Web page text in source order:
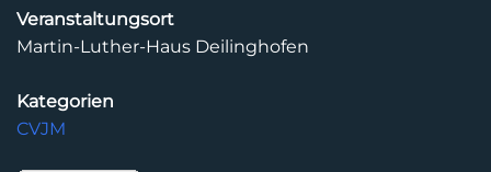
Veranstaltungsort
Martin-Luther-Haus Deilinghofen
Kategorien
CVJM